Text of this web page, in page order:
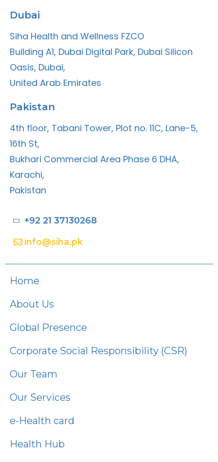
Dubai
Siha Health and Wellness FZCO
Building A1, Dubai Digital Park, Dubai Silicon
Oasis, Dubai,
United Arab Emirates
Pakistan
4th floor, Tabani Tower, Plot no. 11C, Lane-5,
16th St,
Bukhari Commercial Area Phase 6 DHA,
Karachi,
Pakistan
+92 21 37130268
info@siha.pk
Home
About Us
Global Presence
Corporate Social Responsibility (CSR)
Our Team
Our Services
e-Health card
Health Hub